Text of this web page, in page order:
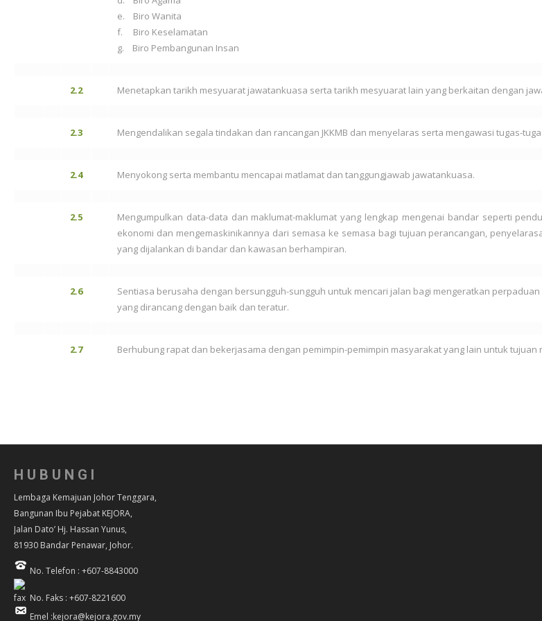
e. Biro Wanita
f. Biro Keselamatan
g. Biro Pembangunan Insan
2.2 Menetapkan tarikh mesyuarat jawatankuasa serta tarikh mesyuarat lain yang berkaitan dengan
2.3 Mengendalikan segala tindakan dan rancangan JKKMB dan menyelaras serta mengawasi tugas-
2.4 Menyokong serta membantu mencapai matlamat dan tanggungjawab jawatankuasa.
2.5
Mengumpulkan data-data dan maklumat-maklumat yang lengkap mengenai bandar seperti
ekonomi dan mengemaskinikannya dari semasa ke semasa bagi tujuan perancangan,
yang dijalankan di bandar dan kawasan berhampiran.
2.6
Sentiasa berusaha dengan bersungguh-sungguh untuk mencari jalan bagi mengeratkan
yang dirancang dengan baik dan teratur.
2.7 Berhubung rapat dan bekerjasama dengan pemimpin-pemimpin masyarakat yang lain untuk
HUBUNGI
Lembaga Kemajuan Johor Tenggara,
Bangunan Ibu Pejabat KEJORA,
Jalan Dato’ Hj. Hassan Yunus,
81930 Bandar Penawar, Johor.
No. Telefon : +607-8843000
No. Faks : +607-8221600
Emel :kejora@kejora.gov.my